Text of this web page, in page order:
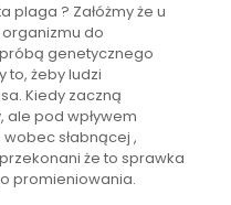
plaga ? Załóżmy że u
do
genetycznego
to, żeby ludzi
Kiedy zaczną
pod wpływem
słabnącej ,
że to sprawka
promieniowania.